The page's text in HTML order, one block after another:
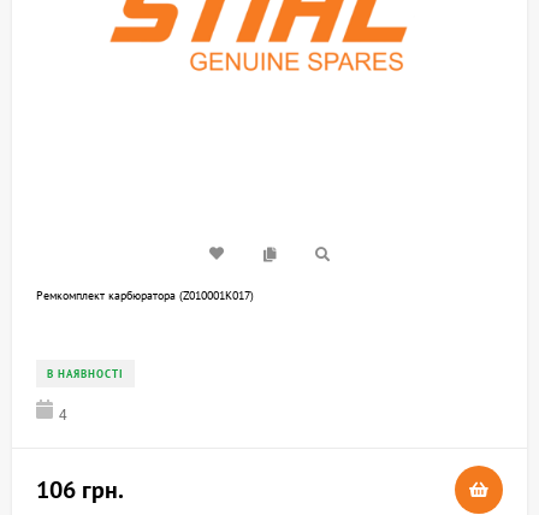
Ремкомплект карбюратора (Z010001K017)
В НАЯВНОСТІ
4
106 грн.